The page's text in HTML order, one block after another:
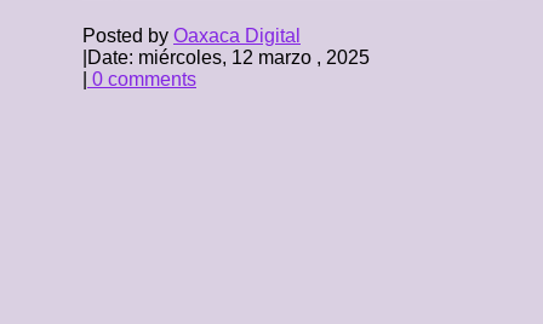
Posted by Oaxaca Digital
Date: miércoles, 12 marzo , 2025
0 comments